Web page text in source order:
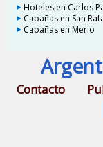
Hoteles en Carlos
Cabañas en San
Cabañas en Merlo
Contacto